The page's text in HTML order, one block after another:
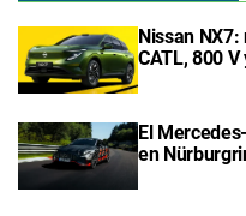
Nissan
CATL, 800
El
en